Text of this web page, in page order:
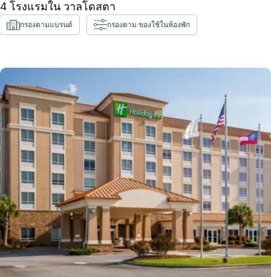
4 โรงแรมใน วาลโดสตา
กรองตามแบรนด์ กรองตาม ของใช้ในห้องพัก